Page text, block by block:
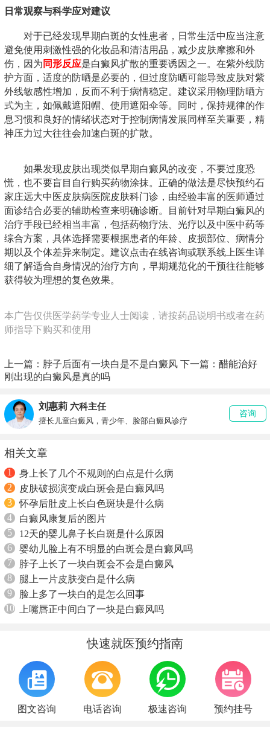
日常观察与科学应对建议
对于已经发现早期白斑的女性患者，日常生活中应当注意
避免使用刺激性强的化妆品和清洁用品，减少皮肤摩擦和外
伤，因为 同形反应是白癜风扩散的重要诱因之一。在紫外线防
护方面，适度的防晒是必要的，但过度防晒可能导致皮肤对紫
外线敏感性增加，反而不利于病情稳定。建议采用物理防晒方
式为主，如佩戴遮阳帽、使用遮阳伞等。同时，保持规律的作
息习惯和良好的情绪状态对于控制病情发展同样至关重要，精
神压力过大往往会加速白斑的扩散。
如果发现皮肤出现类似早期白癜风的改变，不要过度恐
慌，也不要盲目自行购买药物涂抹。正确的做法是尽快预约石
家庄远大中医皮肤病医院皮肤科门诊，由经验丰富的医师通过
面诊结合必要的辅助检查来明确诊断。目前针对早期白癜风的
治疗手段已经相当丰富，包括药物疗法、光疗以及中医中药等
综合方案，具体选择需要根据患者的年龄、皮损部位、病情分
期以及个体差异来制定。建议点击在线咨询或联系线上医生详
细了解适合自身情况的治疗方向，早期规范化的干预往往能够
获得较为理想的复色效果。
本广告仅供医学药学专业人士阅读，请按药品说明书或者在药
师指导下购买和使用
上一篇： 脖子后面有一块白是不是白癜风 下一篇： 醋能治好
刚出现的白癜风是真的吗
刘惠莉 六科主任
擅长儿童白癜风，青少年、脸部白癜风诊疗
咨询
相关文章
1
身上长了几个不规则的白点是什么病
2
皮肤破损演变成白斑会是白癜风吗
3
怀孕后肚皮上长白色斑块是什么病
4
白癜风康复后的图片
5
12天的婴儿鼻子长白斑是什么原因
6
婴幼儿脸上有不明显的白斑会是白癜风吗
7
脖子上长了一块白斑会不会是白癜风
8
腿上一片皮肤变白是什么病
9
脸上多了一块白的是怎么回事
10
上嘴唇正中间白了一块是白癜风吗
快速就医预约指南
图文咨询 电话咨询 极速咨询 预约挂号